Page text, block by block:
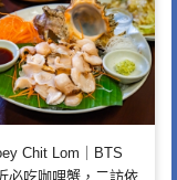
Chit Lom｜BTS